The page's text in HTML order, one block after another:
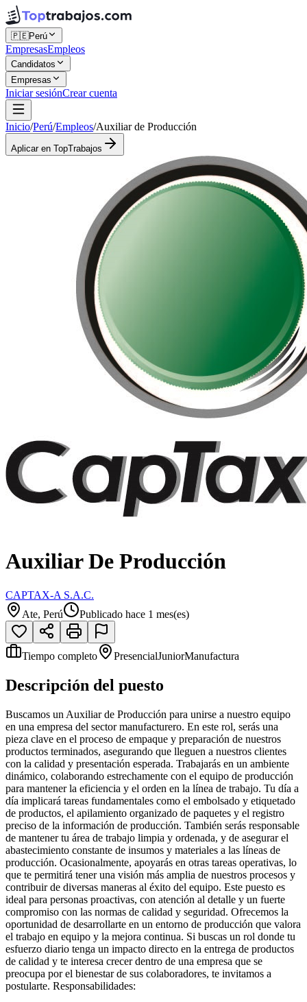
🇵🇪Perú
EmpresasEmpleos
Candidatos
Empresas
Iniciar sesiónCrear cuenta
Inicio/Perú/Empleos/Auxiliar de Producción
Aplicar en TopTrabajos
Auxiliar De Producción
CAPTAX-A S.A.C.
Ate, Perú
Publicado hace 1 mes(es)
Tiempo completo PresencialJuniorManufactura
Descripción del puesto
Buscamos un Auxiliar de Producción para unirse a nuestro equipo
en una empresa del sector manufacturero. En este rol, serás una
pieza clave en el proceso de empaque y preparación de nuestros
productos terminados, asegurando que lleguen a nuestros clientes
con la calidad y presentación esperada. Trabajarás en un ambiente
dinámico, colaborando estrechamente con el equipo de producción
para mantener la eficiencia y el orden en la línea de trabajo. Tu día a
día implicará tareas fundamentales como el embolsado y etiquetado
de productos, el apilamiento organizado de paquetes y el registro
preciso de la información de producción. También serás responsable
de mantener tu área de trabajo limpia y ordenada, y de asegurar el
abastecimiento constante de insumos y materiales a las líneas de
producción. Ocasionalmente, apoyarás en otras tareas operativas, lo
que te permitirá tener una visión más amplia de nuestros procesos y
contribuir de diversas maneras al éxito del equipo. Este puesto es
ideal para personas proactivas, con atención al detalle y un fuerte
compromiso con las normas de calidad y seguridad. Ofrecemos la
oportunidad de desarrollarte en un entorno de producción que valora
el trabajo en equipo y la mejora continua. Si buscas un rol donde tu
esfuerzo diario tenga un impacto directo en la entrega de productos
de calidad y te interesa crecer dentro de una empresa que se
preocupa por el bienestar de sus colaboradores, te invitamos a
postularte. Responsabilidades: